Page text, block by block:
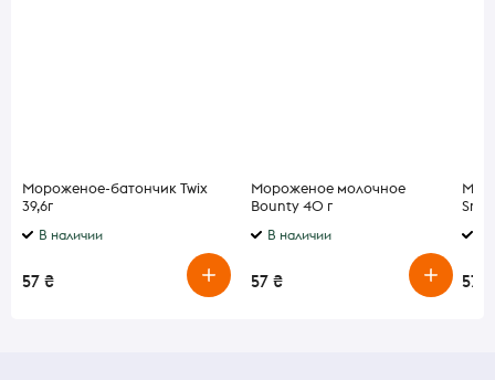
Мороженое-батончик Twix
39,6г
В наличии
57 ₴
Мороженое молочное
Bounty 40 г
В наличии
57 ₴ 57 ₴